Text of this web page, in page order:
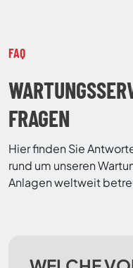
FAQ
FRAGEN
Hier finden Sie
rund um unseren
Anlagen weltweit